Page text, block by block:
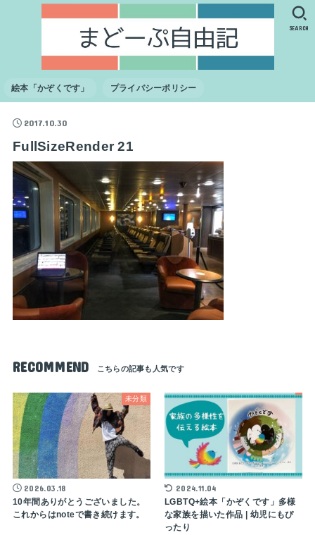
絵本「かぞくです」 プライバシーポリシー
SEARCH
2017.10.30
FullSizeRender 21
RECOMMEND
未分類
2026.03.18
10年間ありがとうございました。
これからはnoteで書き続けます。
2024.11.04
LGBTQ+絵本「かぞくです」多様
な家族を描いた作品 | 幼児にもぴ
ったり